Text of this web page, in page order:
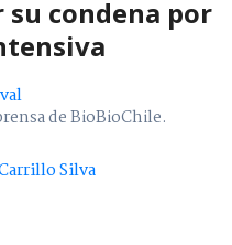
condena por
de BioBioChile.
Silva